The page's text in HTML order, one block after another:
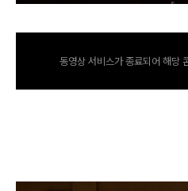
동영상 서비스가 종료되어 해당